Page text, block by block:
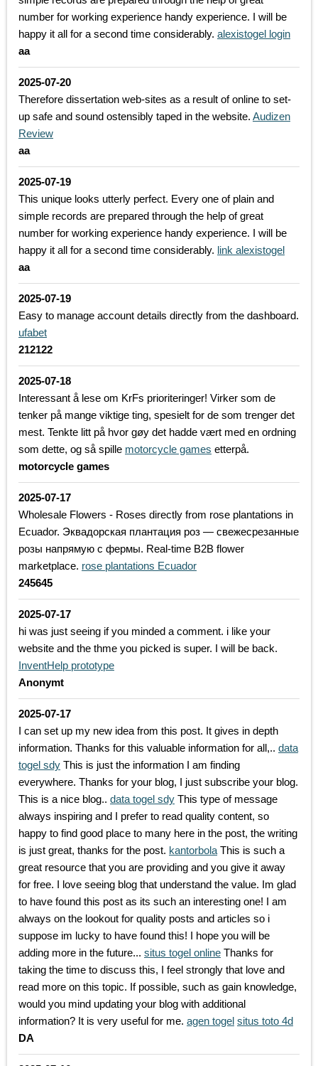
number for working experience handy experience. I will be
happy it all for a second time considerably. alexistogel login
aa
2025-07-20
Therefore dissertation web-sites as a result of online to set-
up safe and sound ostensibly taped in the website. Audizen
Review
aa
2025-07-19
This unique looks utterly perfect. Every one of plain and
simple records are prepared through the help of great
number for working experience handy experience. I will be
happy it all for a second time considerably. link alexistogel
aa
2025-07-19
Easy to manage account details directly from the dashboard.
ufabet
212122
2025-07-18
Interessant å lese om KrFs prioriteringer! Virker som de
tenker på mange viktige ting, spesielt for de som trenger det
mest. Tenkte litt på hvor gøy det hadde vært med en ordning
som dette, og så spille motorcycle games etterpå.
motorcycle games
2025-07-17
Wholesale Flowers - Roses directly from rose plantations in
Ecuador. Эквадорская плантация роз — свежесрезанные
розы напрямую с фермы. Real-time B2B flower
marketplace. rose plantations Ecuador
245645
2025-07-17
hi was just seeing if you minded a comment. i like your
website and the thme you picked is super. I will be back.
InventHelp prototype
Anonymt
2025-07-17
I can set up my new idea from this post. It gives in depth
information. Thanks for this valuable information for all,.. data
togel sdy This is just the information I am finding
everywhere. Thanks for your blog, I just subscribe your blog.
This is a nice blog.. data togel sdy This type of message
always inspiring and I prefer to read quality content, so
happy to find good place to many here in the post, the writing
is just great, thanks for the post. kantorbola This is such a
great resource that you are providing and you give it away
for free. I love seeing blog that understand the value. Im glad
to have found this post as its such an interesting one! I am
always on the lookout for quality posts and articles so i
suppose im lucky to have found this! I hope you will be
adding more in the future... situs togel online Thanks for
taking the time to discuss this, I feel strongly that love and
read more on this topic. If possible, such as gain knowledge,
would you mind updating your blog with additional
information? It is very useful for me. agen togel situs toto 4d
DA